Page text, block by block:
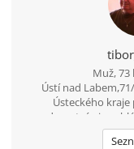
Muž, 73
Ústí nad
Ústeckého
zdravotními